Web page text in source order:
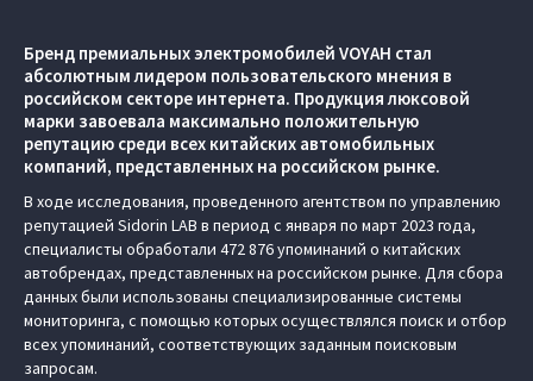
Бренд премиальных электромобилей VOYAH стал
абсолютным лидером пользовательского мнения в
российском секторе интернета. Продукция люксовой
марки завоевала максимально положительную
репутацию среди всех китайских автомобильных
компаний, представленных на российском рынке.
В ходе исследования, проведенного агентством по управлению
репутацией Sidorin LAB в период с января по март 2023 года,
специалисты обработали 472 876 упоминаний о китайских
автобрендах, представленных на российском рынке. Для сбора
данных были использованы специализированные системы
мониторинга, с помощью которых осуществлялся поиск и отбор
всех упоминаний, соответствующих заданным поисковым
запросам.